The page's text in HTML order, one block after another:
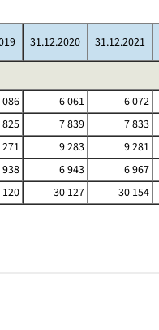
31.12.2020 31.12.2021
086 6 061 6 072
825 7 839 7 833
271 9 283 9 281
938 6 943 6 967
120 30 127 30 154